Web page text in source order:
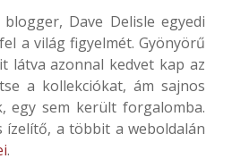
Dave Delisle egyedi
a világ figyelmét. Gyönyörű
látva azonnal kedvet kap az
a kollekciókat, ám sajnos
egy sem került forgalomba.
a többit a weboldalán
.